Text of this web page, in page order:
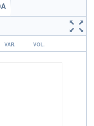
VEILLE
VAR. VOL.